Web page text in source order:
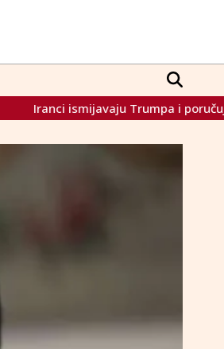
i poručuju Europi: "Ne možete